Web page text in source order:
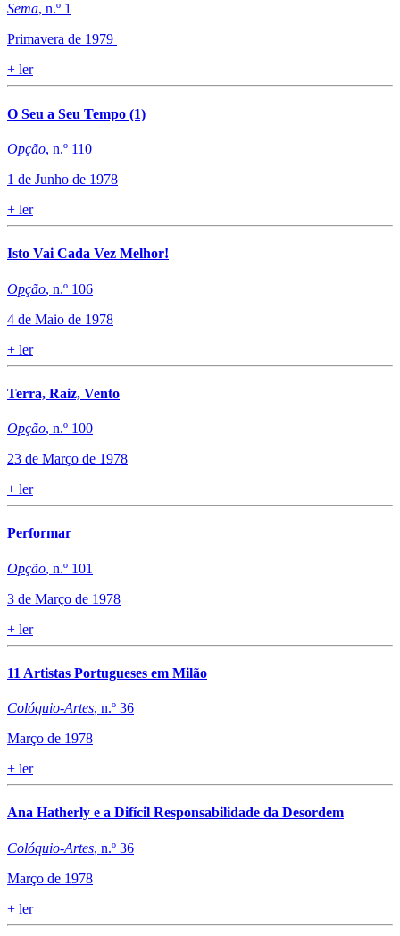
Sema, n.º 1
Primavera de 1979
+ ler
O Seu a Seu Tempo (1)
Opção, n.º 110
1 de Junho de 1978
+ ler
Isto Vai Cada Vez Melhor!
Opção, n.º 106
4 de Maio de 1978
+ ler
Terra, Raiz, Vento
Opção, n.º 100
23 de Março de 1978
+ ler
Performar
Opção, n.º 101
3 de Março de 1978
+ ler
​11 Artistas Portugueses em Milão
Colóquio-Artes, n.º 36
Março de 1978
+ ler
Ana Hatherly e a Difícil Responsabilidade da Desordem
Colóquio-Artes, n.º 36
Março de 1978
+ ler